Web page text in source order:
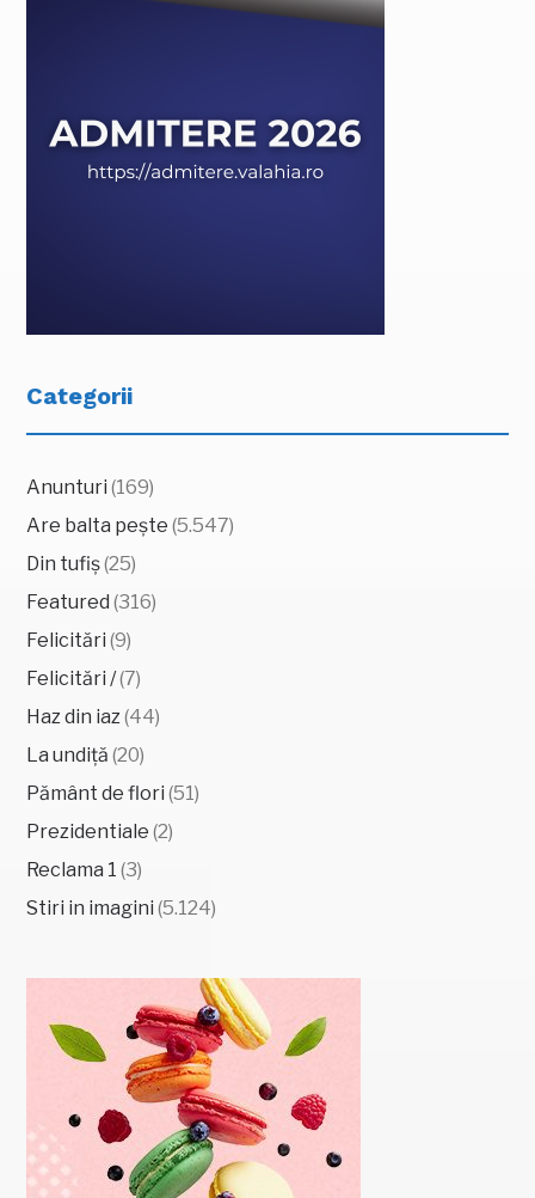
Categorii
Anunturi (169)
Are balta pește (5.547)
Din tufiș(25)
Featured (316)
Felicitări (9)
Felicitări /(7)
Haz din iaz(44)
La undiță (20)
Pământ de flori (51)
Prezidentiale (2)
Reclama 1 (3)
Stiri in imagini (5.124)